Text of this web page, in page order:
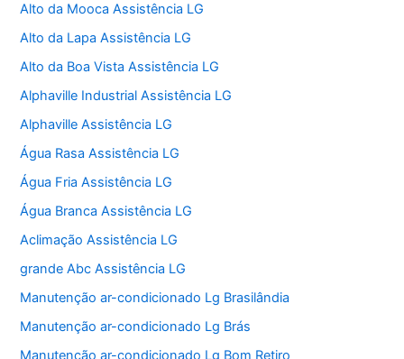
Alto da Mooca Assistência LG
Alto da Lapa Assistência LG
Alto da Boa Vista Assistência LG
Alphaville Industrial Assistência LG
Alphaville Assistência LG
Água Rasa Assistência LG
Água Fria Assistência LG
Água Branca Assistência LG
Aclimação Assistência LG
grande Abc Assistência LG
Manutenção ar-condicionado Lg Brasilândia
Manutenção ar-condicionado Lg Brás
Manutenção ar-condicionado Lg Bom Retiro